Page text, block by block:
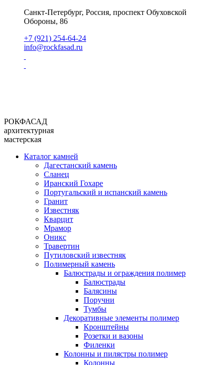
Санкт-Петербург, Россия, проспект Обуховской
Обороны, 86
+7 (921) 254-64-24
info@rockfasad.ru
РОКФАСАД
архитектурная
мастерская
Каталог камней
Дагестанский камень
Сланец
Иранский Гохаре
Португальский и испанский камень
Гранит
Известняк
Кварцит
Мрамор
Оникс
Травертин
Путиловский известняк
Полимерный камень
Балюстрады и ограждения полимер
Балюстрады
Балясины
Поручни
Тумбы
Декоративные элементы полимер
Кронштейны
Розетки и вазоны
Филенки
Колонны и пилястры полимер
Колонны